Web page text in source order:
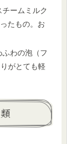
チームミルク
たもの。お
わの泡（フ
がとても軽